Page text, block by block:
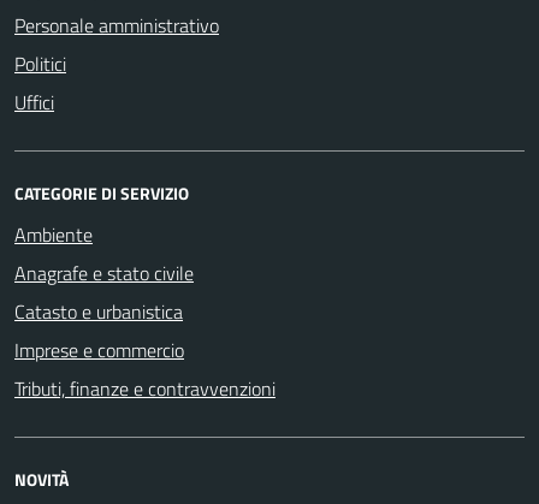
Personale amministrativo
Politici
Uffici
CATEGORIE DI SERVIZIO
Ambiente
Anagrafe e stato civile
Catasto e urbanistica
Imprese e commercio
Tributi, finanze e contravvenzioni
NOVITÀ